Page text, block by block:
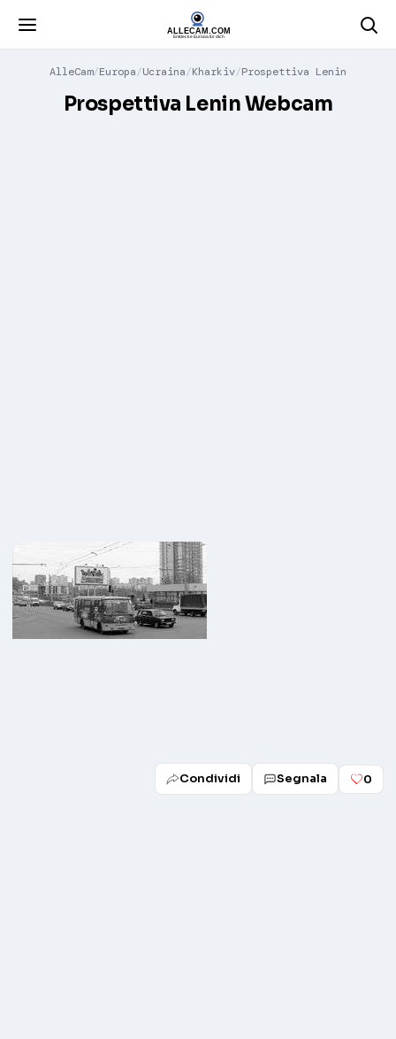
AlleCam Europa Ucraina Kharkiv Prospettiva Lenin
Prospettiva Lenin Webcam
Condividi Segnala 0